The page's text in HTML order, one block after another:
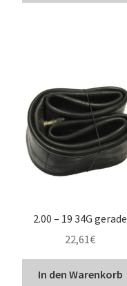
2.00 – 19 34G gerade
22,61€
In den Warenkorb